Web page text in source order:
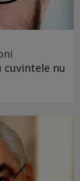
cuvintele nu